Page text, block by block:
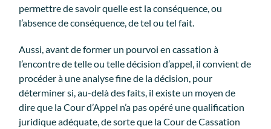
permettre de savoir quelle est la conséquence, ou
l’absence de conséquence, de tel ou tel fait.
Aussi, avant de former un pourvoi en cassation à
l’encontre de telle ou telle décision d’appel, il convient de
procéder à une analyse fine de la décision, pour
déterminer si, au-delà des faits, il existe un moyen de
dire que la Cour d’Appel n’a pas opéré une qualification
juridique adéquate, de sorte que la Cour de Cassation